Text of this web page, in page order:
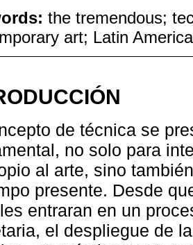
the tremendous;
art; Latin
de técnica se
no solo para
al arte, sino
presente. Desde
entraran en un
el despliegue de